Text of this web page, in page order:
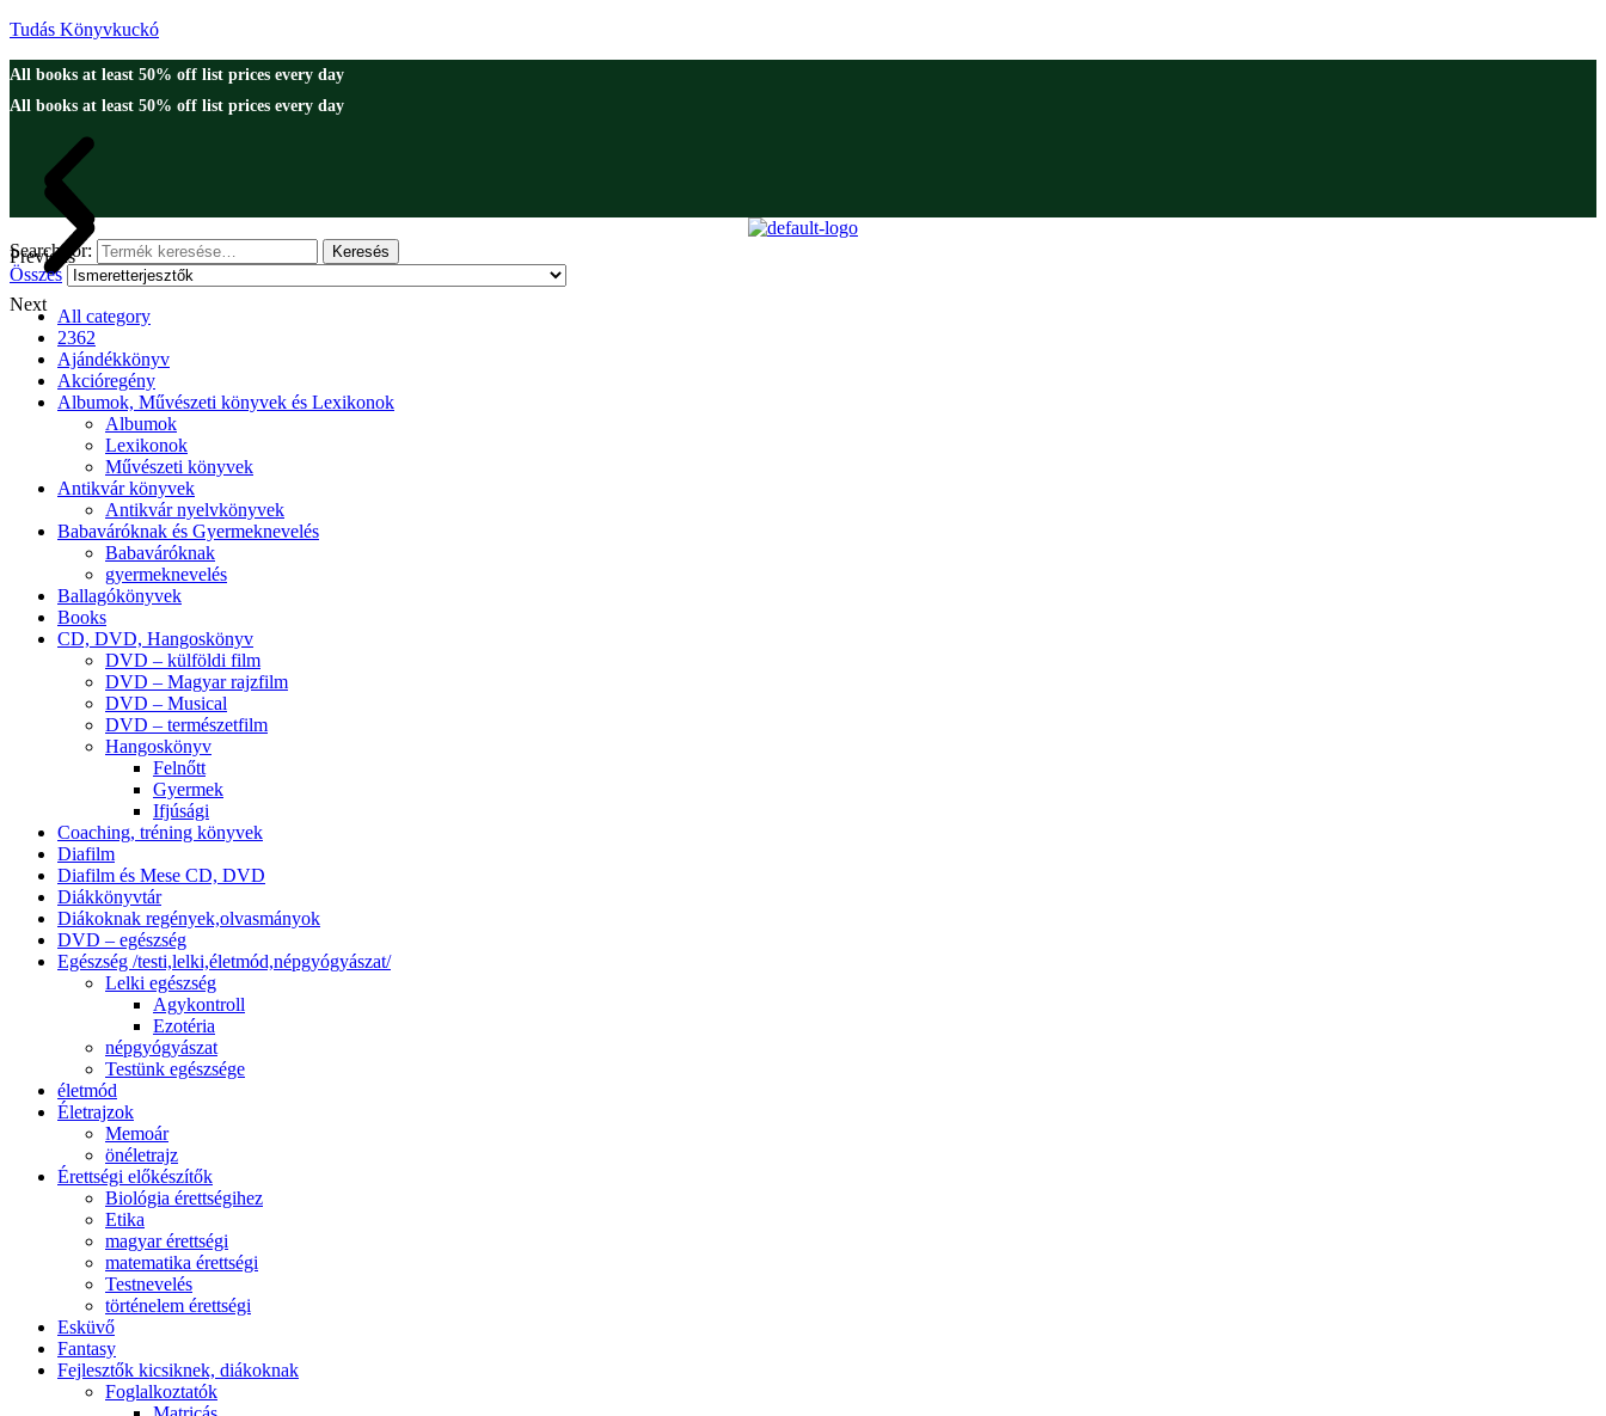
Tudás Könyvkuckó
All books at least 50% off list prices every day
All books at least 50% off list prices every day
Previous
Next
Search for: Keresés
Összes
All category
2362
Ajándékkönyv
Akcióregény
Albumok, Művészeti könyvek és Lexikonok
Albumok
Lexikonok
Művészeti könyvek
Antikvár könyvek
Antikvár nyelvkönyvek
Babaváróknak és Gyermeknevelés
Babaváróknak
gyermeknevelés
Ballagókönyvek
Books
CD, DVD, Hangoskönyv
DVD – külföldi film
DVD – Magyar rajzfilm
DVD – Musical
DVD – természetfilm
Hangoskönyv
Felnőtt
Gyermek
Ifjúsági
Coaching, tréning könyvek
Diafilm
Diafilm és Mese CD, DVD
Diákkönyvtár
Diákoknak regények,olvasmányok
DVD – egészség
Egészség /testi,lelki,életmód,népgyógyászat/
Lelki egészség
Agykontroll
Ezotéria
népgyógyászat
Testünk egészsége
életmód
Életrajzok
Memoár
önéletrajz
Érettségi előkészítők
Biológia érettségihez
Etika
magyar érettségi
matematika érettségi
Testnevelés
történelem érettségi
Esküvő
Fantasy
Fejlesztők kicsiknek, diákoknak
Foglalkoztatók